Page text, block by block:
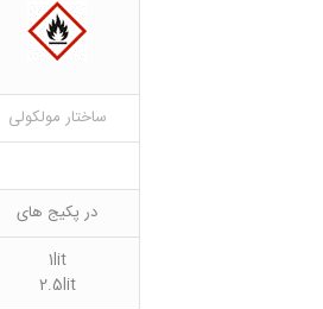
ساختار مولکولی
در پکیج های
1lit
2.5lit